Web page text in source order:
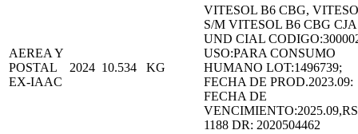
AEREA Y
POSTAL
EX-IAAC
2024 10.534 KG
VITESOL B6 CBG,
S/M VITESOL B6 CBG
UND CIAL
USO:PARA CONSUMO
HUMANO LOT:1496739;
FECHA DE PROD.2023.09:
FECHA DE
1188 DR: 2020504462